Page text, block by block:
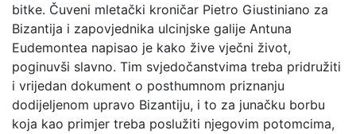
bitke. Čuveni mletački kroničar Pietro Giustiniano za
Bizantija i zapovjednika ulcinjske galije Antuna
Eudemontea napisao je kako žive vječni život,
poginuvši slavno. Tim svjedočanstvima treba pridružiti
i vrijedan dokument o posthumnom priznanju
dodijeljenom upravo Bizantiju, i to za junačku borbu
koja kao primjer treba poslužiti njegovim potomcima,